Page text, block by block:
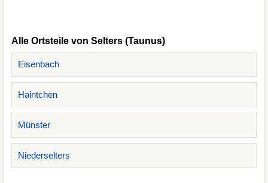
Alle Ortsteile von Selters (Taunus)
Eisenbach
Haintchen
Münster
Niederselters